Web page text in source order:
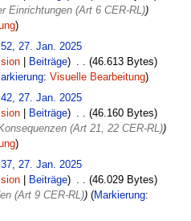
Einrichtungen (Art 6 CER-RL)
27. Jan. 2025
Beiträge
46.613 Bytes
: Visuelle Bearbeitung
27. Jan. 2025
Beiträge
46.160 Bytes
(Art 21, 22 CER-RL)
27. Jan. 2025
Beiträge
46.029 Bytes
(Art 9 CER-RL) Markierung: